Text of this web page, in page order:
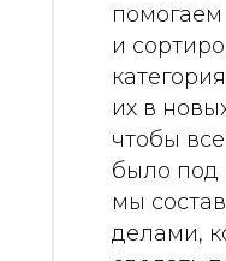
и
их в
чтобы
было под
мы
делами,